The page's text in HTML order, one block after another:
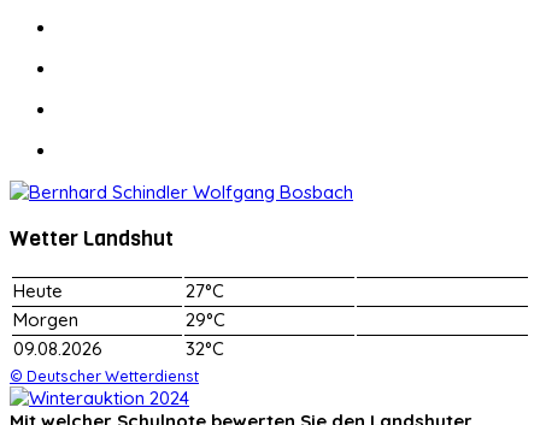
Wetter Landshut
Heute
27°C
Morgen
29°C
09.08.2026
32°C
© Deutscher Wetterdienst
Mit welcher Schulnote bewerten Sie den Landshuter